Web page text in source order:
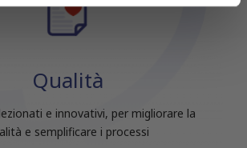
in cui utilizzi il nostro sito con i
si occupano di analisi dei dati web,
che hai fornito loro o che hanno
dei loro servizi.
Qualità
e innovativi, per migliorare la
e semplificare i processi